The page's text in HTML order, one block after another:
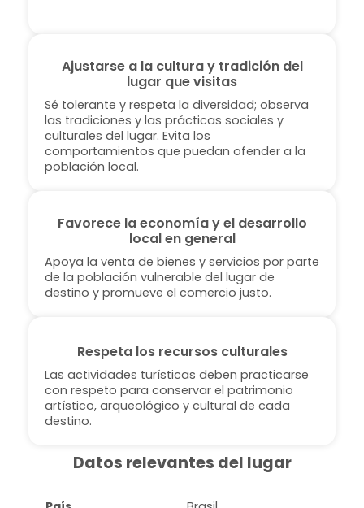
Ajustarse a la cultura y tradición del
lugar que visitas
Sé tolerante y respeta la diversidad; observa
las tradiciones y las prácticas sociales y
culturales del lugar. Evita los
comportamientos que puedan ofender a la
población local.
Favorece la economía y el desarrollo
local en general
Apoya la venta de bienes y servicios por parte
de la población vulnerable del lugar de
destino y promueve el comercio justo.
Respeta los recursos culturales
Las actividades turísticas deben practicarse
con respeto para conservar el patrimonio
artístico, arqueológico y cultural de cada
destino.
Datos relevantes del lugar